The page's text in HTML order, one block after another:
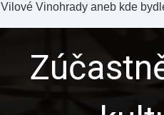
Vilové Vinohrady aneb kde